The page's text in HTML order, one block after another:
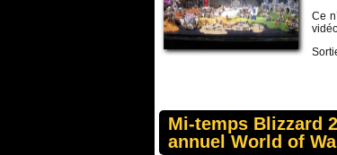
Ce
Mi-temps Blizzard
annuel World of